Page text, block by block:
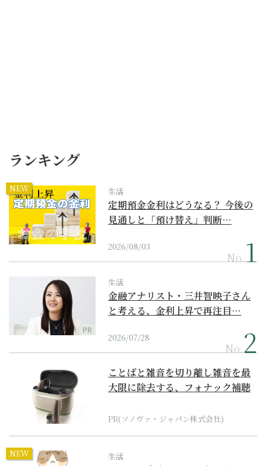
ランキング
NEW 生活
定期預金金利はどうなる？ 今後の
見通しと「預け替え」判断…
2026/08/03
No.
PR
生活
金融アナリスト・三井智映子さん
と考える、金利上昇で再注目…
2026/07/28
No.
ことばと雑音を切り離し雑音を最
大限に除去する、フォナック補聴
PR(ソノヴァ・ジャパン株式会社)
NEW 生活